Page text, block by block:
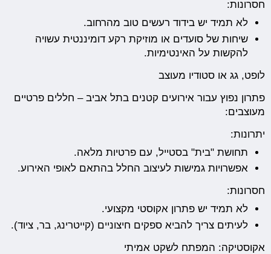
חסרונות:
לא תמיד יש בידוד רעשים טוב מהרחוב.
שיחות של סועדים או מוזיקת רקע דומיננטית עשויה
להקשות על האינטימיות.
לופט, גג או סטודיו מעוצב
פתרון נפוץ עבור אירועים קטנים בתל אביב – חללים פרטיים
מעוצבים:
יתרונות:
תחושת "בית" בסטייל, עם פרטיות מלאה.
אפשרויות גמישות לעיצוב החלל בהתאם לאופי האירוע.
חסרונות:
לא תמיד יש פתרון אקוסטי מקצועי.
לעיתים צריך להביא ספקים חיצוניים (קייטרינג, בר, ציוד).
אקוסטיקה: המפתח לשקט אמיתי